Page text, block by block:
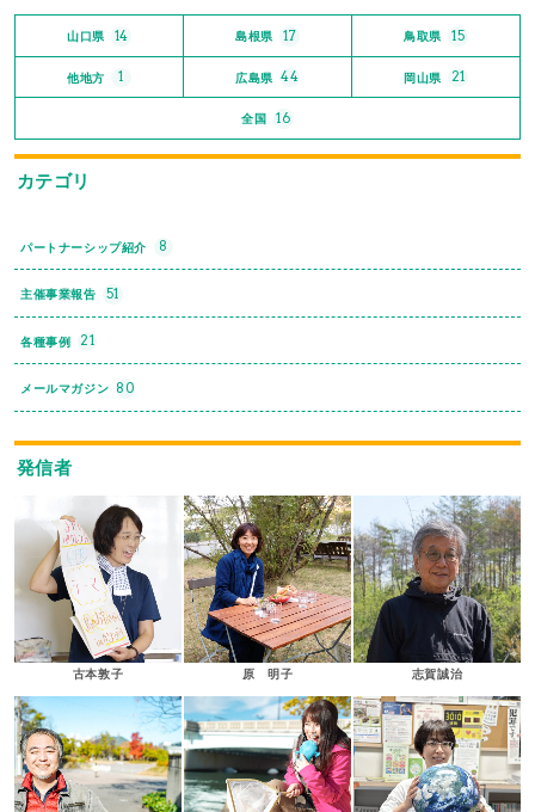
山口県 14 島根県 17 鳥取県 15
他地方 1 広島県 44 岡山県 21
全国 16
カテゴリ
パートナーシップ紹介 8
主催事業報告 51
各種事例 21
メールマガジン 80
発信者
古本敦子 原 明子 志賀誠治